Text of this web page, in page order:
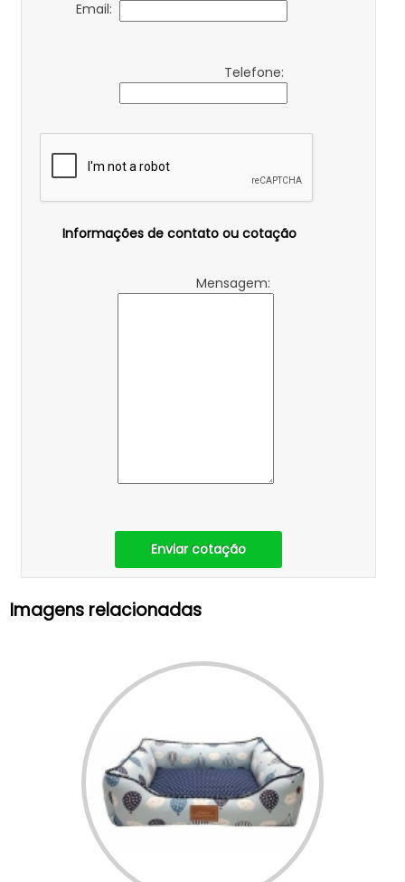
Email:
Telefone:
Informações de contato ou cotação
Mensagem:
Enviar cotação
Imagens relacionadas